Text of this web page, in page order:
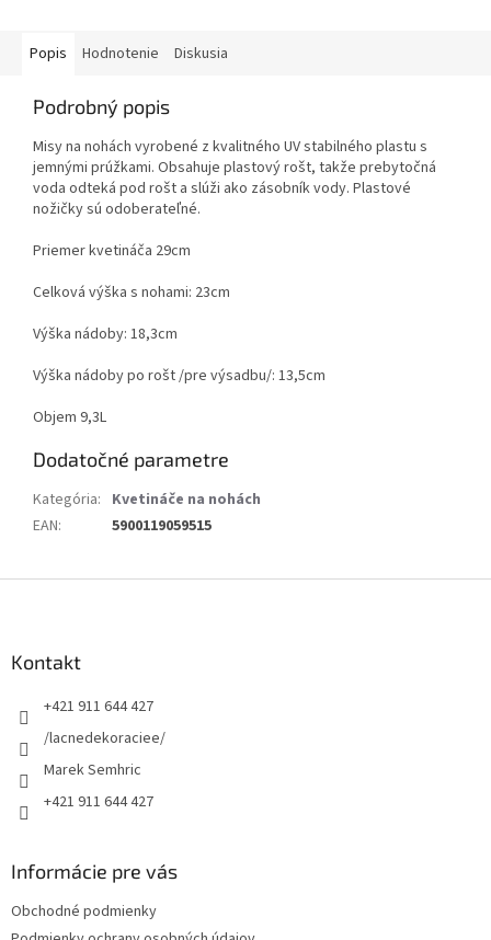
Popis Hodnotenie Diskusia
Podrobný popis
Misy na nohách vyrobené z kvalitného UV stabilného plastu s
jemnými prúžkami. Obsahuje plastový rošt, takže prebytočná
voda odteká pod rošt a slúži ako zásobník vody. Plastové
nožičky sú odoberateľné.
Priemer kvetináča 29cm
Celková výška s nohami: 23cm
Výška nádoby: 18,3cm
Výška nádoby po rošt /pre výsadbu/: 13,5cm
Objem 9,3L
Dodatočné parametre
Kategória: Kvetináče na nohách
EAN: 5900119059515
Kontakt
+421 911 644 427
/lacnedekoraciee/
Marek Semhric
+421 911 644 427
Informácie pre vás
Obchodné podmienky